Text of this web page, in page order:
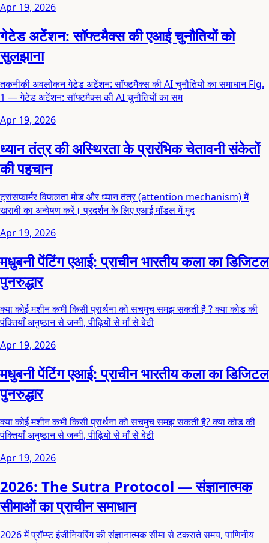
Apr 19, 2026
गेटेड अटेंशन: सॉफ्टमैक्स की एआई चुनौतियों को
सुलझाना
तकनीकी अवलोकन गेटेड अटेंशन: सॉफ्टमैक्स की AI चुनौतियों का समाधान Fig.
1 — गेटेड अटेंशन: सॉफ्टमैक्स की AI चुनौतियों का सम
Apr 19, 2026
ध्यान तंत्र की अस्थिरता के प्रारंभिक चेतावनी संकेतों
की पहचान
ट्रांसफार्मर विफलता मोड और ध्यान तंत्र (attention mechanism) में
खराबी का अन्वेषण करें। प्रदर्शन के लिए एआई मॉडल में मुद
Apr 19, 2026
मधुबनी पेंटिंग एआई: प्राचीन भारतीय कला का डिजिटल
पुनरुद्धार
क्या कोई मशीन कभी किसी प्रार्थना को सचमुच समझ सकती है ? क्या कोड की
पंक्तियाँ अनुष्ठान से जन्मी, पीढ़ियों से माँ से बेटी
Apr 19, 2026
मधुबनी पेंटिंग एआई: प्राचीन भारतीय कला का डिजिटल
पुनरुद्धार
क्या कोई मशीन कभी किसी प्रार्थना को सचमुच समझ सकती है? क्या कोड की
पंक्तियाँ अनुष्ठान से जन्मी, पीढ़ियों से माँ से बेटी
Apr 19, 2026
2026: The Sutra Protocol — संज्ञानात्मक
सीमाओं का प्राचीन समाधान
2026 में प्रॉम्प्ट इंजीनियरिंग की संज्ञानात्मक सीमा से टकराते समय, पाणिनीय